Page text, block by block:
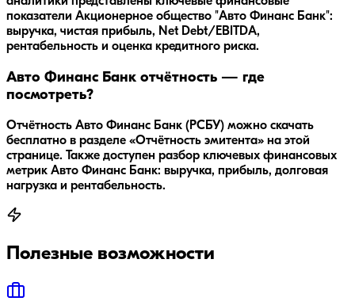
показатели Акционерное общество "Авто Финанс Банк":
выручка, чистая прибыль, Net Debt/EBITDA,
рентабельность и оценка кредитного риска.
Авто Финанс Банк отчётность — где
посмотреть?
Отчётность Авто Финанс Банк (РСБУ) можно скачать
бесплатно в разделе «Отчётность эмитента» на этой
странице. Также доступен разбор ключевых финансовых
метрик Авто Финанс Банк: выручка, прибыль, долговая
нагрузка и рентабельность.
Полезные возможности